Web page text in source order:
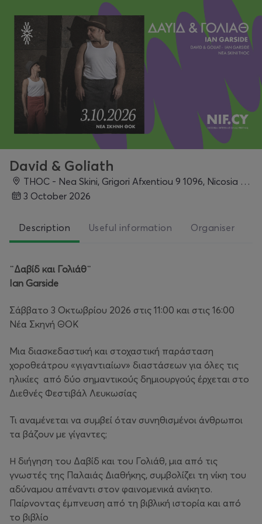
David & Goliath
THOC - Nea Skini, Grigori Afxentiou 9 1096, Nicosia 1096, Cyprus, Nicosia
3 October 2026
Description Useful information Organiser
¨Δαβίδ και Γολιάθ¨
Ian Garside
Σάββατο 3 Οκτωβρίου 2026 στις 11:00 και στις 16:00
Νέα Σκηνή ΘΟΚ
Μια διασκεδαστική και στοχαστική παράσταση
χοροθεάτρου «γιγαντιαίων» διαστάσεων για όλες τις
ηλικίες από δύο σημαντικούς δημιουργούς έρχεται στο
Διεθνές Φεστιβάλ Λευκωσίας
Τι αναμένεται να συμβεί όταν συνηθισμένοι άνθρωποι
τα βάζουν με γίγαντες;
Η διήγηση του Δαβίδ και του Γολιάθ, μια από τις
γνωστές της Παλαιάς Διαθήκης, συμβολίζει τη νίκη του
αδύναμου απέναντι στον φαινομενικά ανίκητο.
Παίρνοντας έμπνευση από τη βιβλική ιστορία και από
το βιβλίο